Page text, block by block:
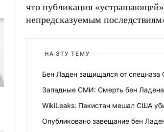
что публикация
непредсказуемым
НА ЭТУ ТЕМУ
Бен Ладен защищался от
Западные СМИ: Смерть бен Ладена
WikiLeaks: Пакистан мешал США
Опубликовано завещание бен